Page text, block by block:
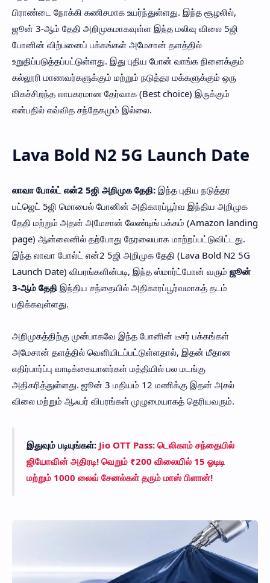
பிராண்டை நோக்கி கணிசமாக உயர்ந்துள்ளது. இந்த சூழலில்,
ஜூன் 3-ஆம் தேதி அறிமுகமாகவுள்ள இந்த மலிவு விலை 5ஜி
போனின் விற்பனைப் பக்கங்கள் அமேசான் தளத்தில்
உறுதிப்படுத்தப்பட்டுள்ளது. இது புதிய போன் வாங்க நினைக்கும்
கல்லூரி மாணவர்களுக்கும் மற்றும் நடுத்தர மக்களுக்கும் ஒரு
மிகச்சிறந்த லாபகரமான தேர்வாக (Best choice) இருக்கும்
என்பதில் எவ்வித சந்தேகமும் இல்லை.
Lava Bold N2 5G Launch Date
லாவா போல்ட் என்2 5ஜி அறிமுக தேதி: இந்த புதிய நடுத்தர
பட்ஜெட் 5ஜி மொபைல் போனின் அதிகாரப்பூர்வ இந்திய அறிமுக
தேதி மற்றும் அதன் அமேசான் லேண்டிங் பக்கம் (Amazon landing
page) ஆன்லைனில் தற்போது நேரலையாக மாற்றப்பட்டுவிட்டது.
இந்த லாவா போல்ட் என்2 5ஜி அறிமுக தேதி (Lava Bold N2 5G
Launch Date) விபரங்களின்படி, இந்த ஸ்மார்ட்போன் வரும் ஜூன்
3-ஆம் தேதி இந்திய சந்தையில் அதிகாரப்பூர்வமாகத் தடம்
பதிக்கவுள்ளது.
அறிமுகத்திற்கு முன்பாகவே இந்த போனின் டீசர் பக்கங்கள்
அமேசான் தளத்தில் வெளியிடப்பட்டுள்ளதால், இதன் மீதான
எதிர்பார்ப்பு வாடிக்கையாளர்கள் மத்தியில் பல மடங்கு
அதிகரித்துள்ளது. ஜூன் 3 மதியம் 12 மணிக்கு இதன் அசல்
விலை மற்றும் ஆஃபர் விபரங்கள் முழுமையாகத் தெரியவரும்.
இதுவும் படியுங்கள்: Jio OTT Pass: டெலிகாம் சந்தையில்
ஜியோவின் அதிரடி! வெறும் ₹200 விலையில் 15 ஓடிடி
மற்றும் 1000 லைவ் சேனல்கள் தரும் மாஸ் பிளான்!